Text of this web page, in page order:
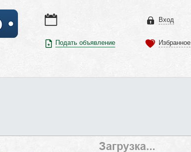
Подать объявление
Вход
Избранное